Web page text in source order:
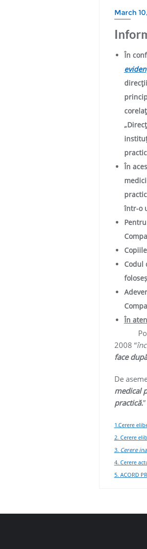
March
În
În
într-o
Codul
În
Potrivit
2008 “
face
De
medical
practică.
1.Cerere
2. Cerere
3. Cerere
4. Cerere
5. ACORD